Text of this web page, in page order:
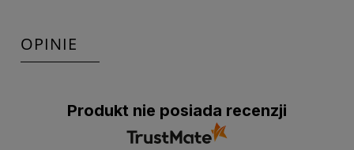
OPINIE
Produkt nie posiada recenzji